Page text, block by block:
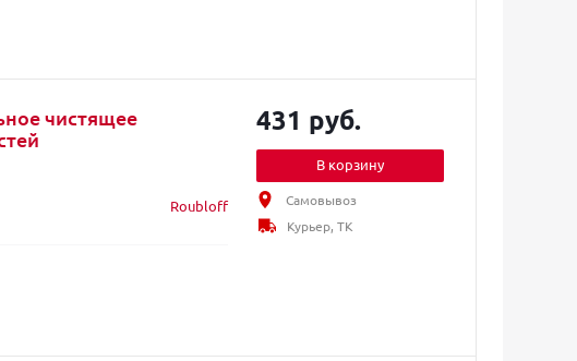
чистящее
Roubloff
431 руб.
В корзину
Самовывоз
Курьер, ТК